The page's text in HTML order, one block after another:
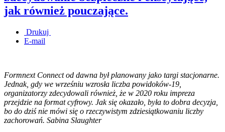
jak również pouczające.
Drukuj
E-mail
Formnext Connect od dawna był planowany jako targi stacjonarne.
Jednak, gdy we wrześniu wzrosła liczba powidoków-19,
organizatorzy zdecydowali również, że w 2020 roku impreza
przejdzie na format cyfrowy. Jak się okazało, była to dobra decyzja,
bo do dziś nie mówi się o rzeczywistym zdziesiątkowaniu liczby
zachorowań. Sabina Slaughter